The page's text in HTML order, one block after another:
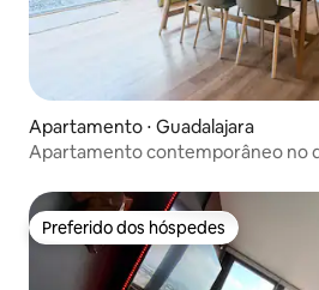
Apartamento ⋅ Guadalajara
Apartamento contemporâneo no
Preferido dos hóspedes
Preferido dos hóspedes